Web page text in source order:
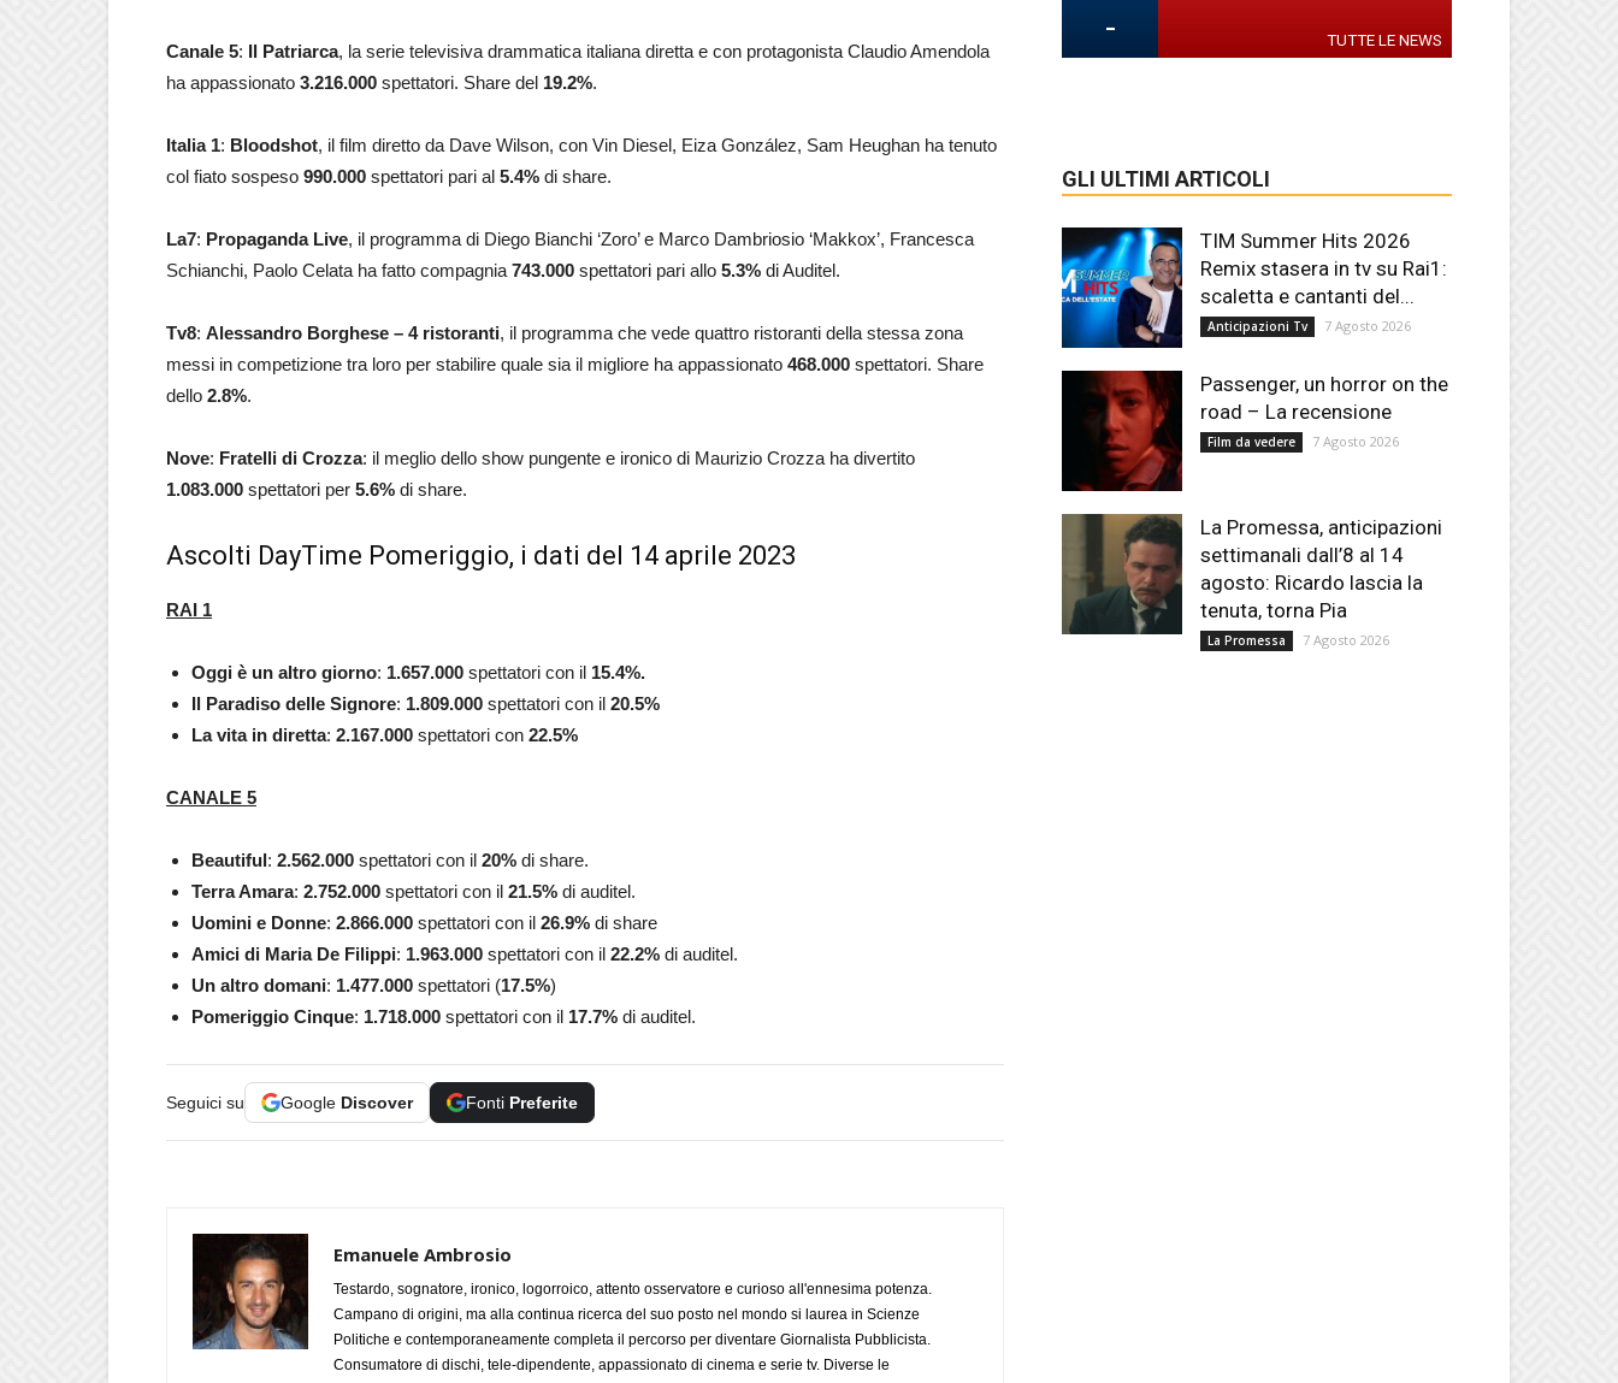
Canale 5: Il Patriarca, la serie televisiva drammatica italiana diretta e con protagonista Claudio Amendola
ha appassionato 3.216.000 spettatori. Share del 19.2%.
Italia 1: Bloodshot, il film diretto da Dave Wilson, con Vin Diesel, Eiza González, Sam Heughan ha tenuto
col fiato sospeso 990.000 spettatori pari al 5.4% di share.
La7: Propaganda Live, il programma di Diego Bianchi ‘Zoro’ e Marco Dambriosio ‘Makkox’, Francesca
Schianchi, Paolo Celata ha fatto compagnia 743.000 spettatori pari allo 5.3% di Auditel.
Tv8: Alessandro Borghese – 4 ristoranti, il programma che vede quattro ristoranti della stessa zona
messi in competizione tra loro per stabilire quale sia il migliore ha appassionato 468.000 spettatori. Share
dello 2.8%.
Nove: Fratelli di Crozza: il meglio dello show pungente e ironico di Maurizio Crozza ha divertito
1.083.000 spettatori per 5.6% di share.
Ascolti DayTime Pomeriggio, i dati del 14 aprile 2023
RAI 1
Oggi è un altro giorno: 1.657.000 spettatori con il 15.4%.
Il Paradiso delle Signore: 1.809.000 spettatori con il 20.5%
La vita in diretta: 2.167.000 spettatori con 22.5%
CANALE 5
Beautiful: 2.562.000 spettatori con il 20% di share.
Terra Amara: 2.752.000 spettatori con il 21.5% di auditel.
Uomini e Donne: 2.866.000 spettatori con il 26.9% di share
Amici di Maria De Filippi: 1.963.000 spettatori con il 22.2% di auditel.
Un altro domani: 1.477.000 spettatori (17.5%)
Pomeriggio Cinque: 1.718.000 spettatori con il 17.7% di auditel.
Seguici su Google Discover Fonti Preferite
Emanuele Ambrosio
Testardo, sognatore, ironico, logorroico, attento osservatore e curioso all'ennesima potenza.
Campano di origini, ma alla continua ricerca del suo posto nel mondo si laurea in Scienze
Politiche e contemporaneamente completa il percorso per diventare Giornalista Pubblicista.
Consumatore di dischi, tele-dipendente, appassionato di cinema e serie tv. Diverse le
- TUTTE LE NEWS
GLI ULTIMI ARTICOLI
TIM Summer Hits 2026
Remix stasera in tv su Rai1:
scaletta e cantanti del...
Anticipazioni Tv 7 Agosto 2026
Passenger, un horror on the
road – La recensione
Film da vedere 7 Agosto 2026
La Promessa, anticipazioni
settimanali dall’8 al 14
agosto: Ricardo lascia la
tenuta, torna Pia
La Promessa 7 Agosto 2026